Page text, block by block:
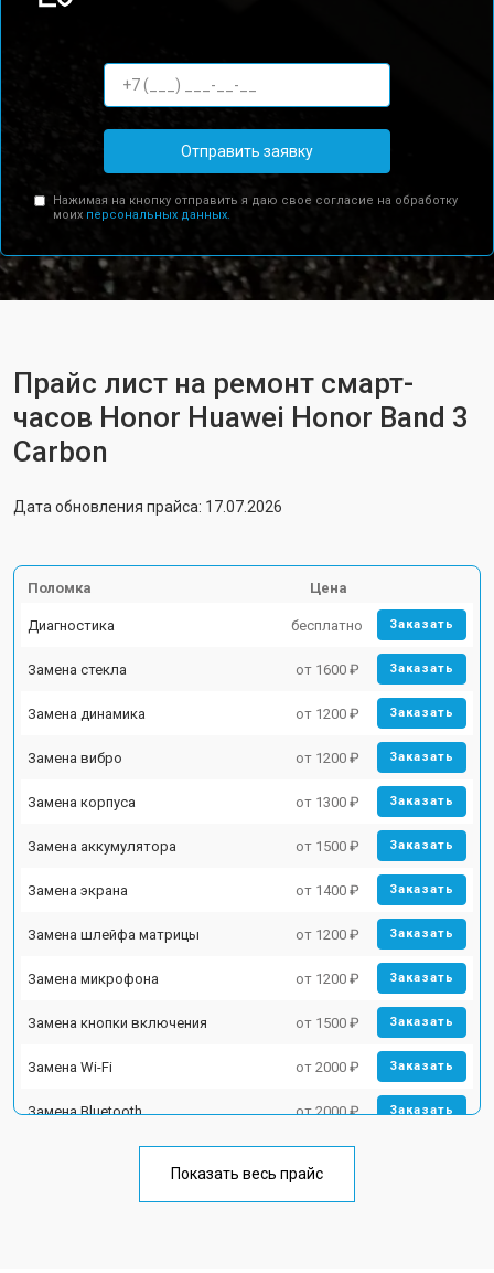
Отправить заявку
Нажимая на кнопку отправить я даю свое согласие на обработку
моих персональных данных.
Прайс лист на ремонт смарт-
часов Honor Huawei Honor Band 3
Carbon
Дата обновления прайса: 17.07.2026
Поломка Цена
Диагностика бесплатно Заказать
Замена стекла от 1600 ₽ Заказать
Замена динамика от 1200 ₽ Заказать
Замена вибро от 1200 ₽ Заказать
Замена корпуса от 1300 ₽ Заказать
Замена аккумулятора от 1500 ₽ Заказать
Замена экрана от 1400 ₽ Заказать
Замена шлейфа матрицы от 1200 ₽ Заказать
Замена микрофона от 1200 ₽ Заказать
Замена кнопки включения от 1500 ₽ Заказать
Замена Wi-Fi от 2000 ₽ Заказать
Замена Bluetooth от 2000 ₽ Заказать
Показать весь прайс